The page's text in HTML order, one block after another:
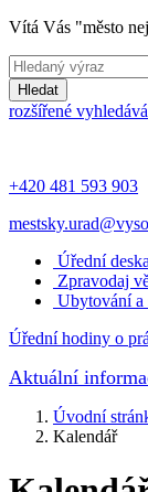
Vítá Vás "město
Hledat
rozšířené
+420 481 593 903
Úřední deska
Zpravodaj
Ubytování a
Úřední hodiny o
Aktuální
Úvodní
Kalendář